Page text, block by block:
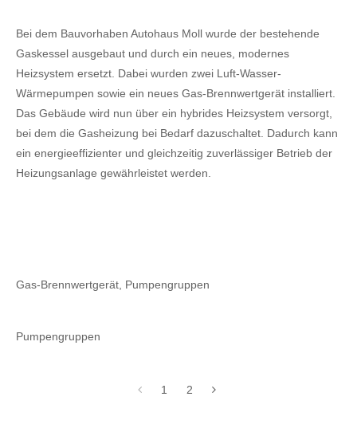
Bei dem Bauvorhaben Autohaus Moll wurde der bestehende
Gaskessel ausgebaut und durch ein neues, modernes
Heizsystem ersetzt. Dabei wurden zwei Luft-Wasser-
Wärmepumpen sowie ein neues Gas-Brennwertgerät installiert.
Das Gebäude wird nun über ein hybrides Heizsystem versorgt,
bei dem die Gasheizung bei Bedarf dazuschaltet. Dadurch kann
ein energieeffizienter und gleichzeitig zuverlässiger Betrieb der
Heizungsanlage gewährleistet werden.
Gas-Brennwertgerät, Pumpengruppen
Pumpengruppen
1 2